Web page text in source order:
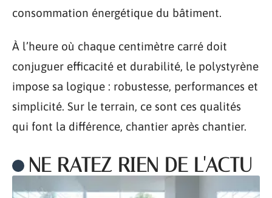
consommation énergétique du bâtiment.
À l’heure où chaque centimètre carré doit
conjuguer efficacité et durabilité, le polystyrène
impose sa logique : robustesse, performances et
simplicité. Sur le terrain, ce sont ces qualités
qui font la différence, chantier après chantier.
NE RATEZ RIEN DE L'ACTU